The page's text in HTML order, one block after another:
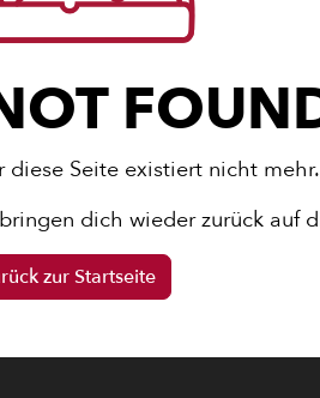
ENTDECKE UNSER ZEUG
diese Seite existiert nicht mehr.
dich wieder zurück auf
zur Startseite